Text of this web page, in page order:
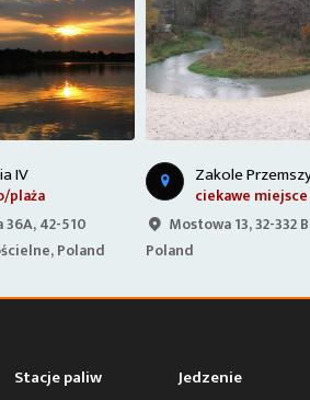
IV
plaża
36A, 42-510
Poland
ciekawe
Mostowa 13, 32-332
Poland
Stacje paliw
Jedzenie